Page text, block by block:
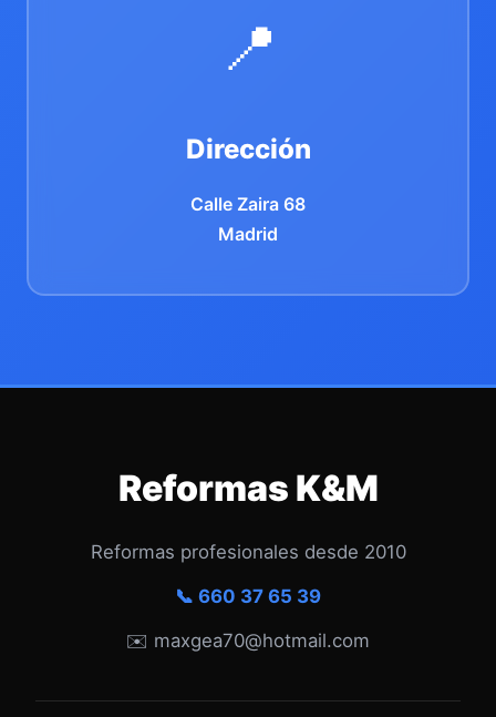
📍
Dirección
Calle Zaira 68
Madrid
Reformas K&M
Reformas profesionales desde 2010
📞 660 37 65 39
✉️ maxgea70@hotmail.com